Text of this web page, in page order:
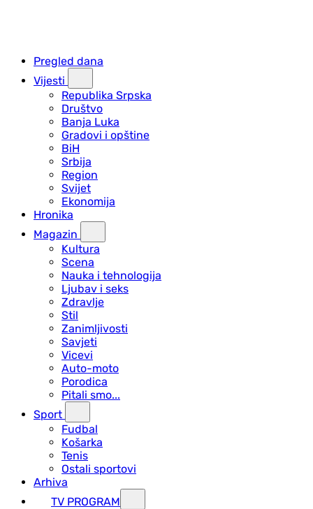
Pregled dana
Vijesti
Republika Srpska
Društvo
Banja Luka
Gradovi i opštine
BiH
Srbija
Region
Svijet
Ekonomija
Hronika
Magazin
Kultura
Scena
Nauka i tehnologija
Ljubav i seks
Zdravlje
Stil
Zanimljivosti
Savjeti
Vicevi
Auto-moto
Porodica
Pitali smo...
Sport
Fudbal
Košarka
Tenis
Ostali sportovi
Arhiva
TV PROGRAM